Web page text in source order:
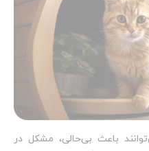
باعث بی‌حالی، مشکل در